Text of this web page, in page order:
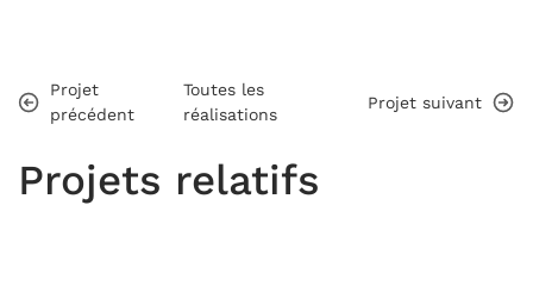
Projet
précédent
Toutes les
réalisations
Projet suivant
Projets relatifs